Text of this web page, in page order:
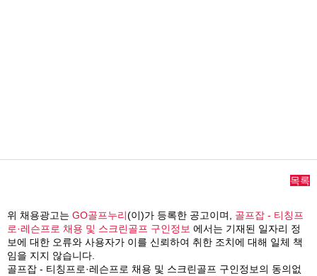
목록
위 채용광고는 GO골프누리(이)가 등록한 공고이며, 골프잡 - 티칭프
로·레슨프로 채용 및 스크린골프 구인정보 에서는 기재된 일자리 정
보에 대한 오류와 사용자가 이를 신뢰하여 취한 조치에 대해 일체 책
임을 지지 않습니다.
골프잡 - 티칭프로·레슨프로 채용 및 스크린골프 구인정보의 동의없